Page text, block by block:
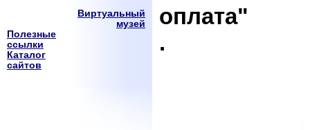
Виртуальный
музей
Полезные
ссылки
Каталог
сайтов
оплата"
.